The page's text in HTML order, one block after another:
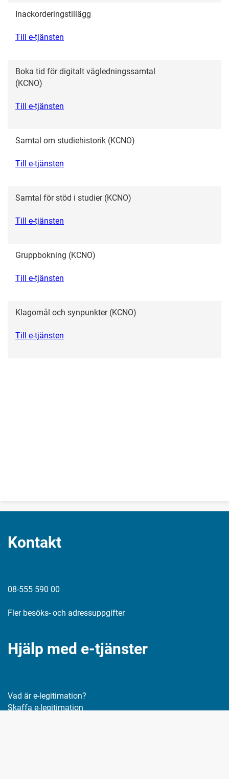
Inackorderingstillägg
Till e-tjänsten
Boka tid för digitalt vägledningssamtal
(KCNO)
Till e-tjänsten
Samtal om studiehistorik (KCNO)
Till e-tjänsten
Samtal för stöd i studier (KCNO)
Till e-tjänsten
Gruppbokning (KCNO)
Till e-tjänsten
Klagomål och synpunkter (KCNO)
Till e-tjänsten
Kontakt
08-555 590 00
Fler besöks- och adressuppgifter
Hjälp med e-tjänster
Vad är e-legitimation?
Skaffa e-legitimation